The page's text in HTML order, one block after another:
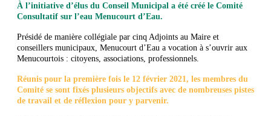
À l’initiative d’élus du Conseil Municipal a été créé le Comité
Consultatif sur l’eau Menucourt d’Eau.
Présidé de manière collégiale par cinq Adjoints au Maire et
conseillers municipaux, Menucourt d’Eau a vocation à s’ouvrir aux
Menucourtois : citoyens, associations, professionnels.
Réunis pour la première fois le 12 février 2021, les membres du
Comité se sont fixés plusieurs objectifs avec de nombreuses pistes
de travail et de réflexion pour y parvenir.